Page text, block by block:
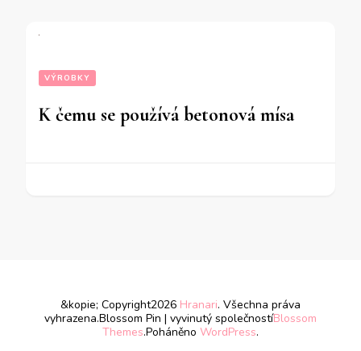
VÝROBKY
K čemu se používá betonová mísa
&kopie; Copyright2026 Hranari. Všechna práva
vyhrazena.Blossom Pin | vyvinutý společnostíBlossom
Themes.Poháněno WordPress.